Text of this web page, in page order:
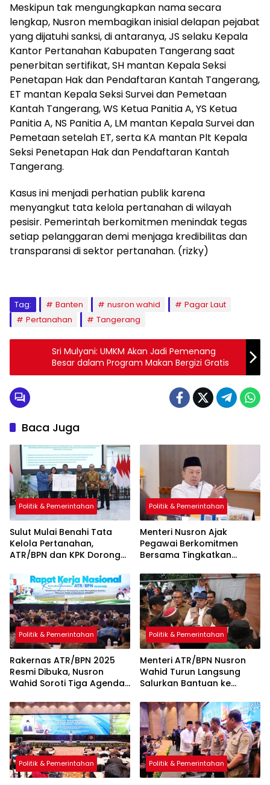
Meskipun tak mengungkapkan nama secara
lengkap, Nusron membagikan inisial delapan pejabat
yang dijatuhi sanksi, di antaranya, JS selaku Kepala
Kantor Pertanahan Kabupaten Tangerang saat
penerbitan sertifikat, SH mantan Kepala Seksi
Penetapan Hak dan Pendaftaran Kantah Tangerang,
ET mantan Kepala Seksi Survei dan Pemetaan
Kantah Tangerang, WS Ketua Panitia A, YS Ketua
Panitia A, NS Panitia A, LM mantan Kepala Survei dan
Pemetaan setelah ET, serta KA mantan Plt Kepala
Seksi Penetapan Hak dan Pendaftaran Kantah
Tangerang.
Kasus ini menjadi perhatian publik karena
menyangkut tata kelola pertanahan di wilayah
pesisir. Pemerintah berkomitmen menindak tegas
setiap pelanggaran demi menjaga kredibilitas dan
transparansi di sektor pertanahan. (rizky)
Tag: Banten nusron wahid
Pagar Laut
Pertanahan
Tangerang
Sri Mulyani: UMKM Akan Jadi Pemenang
Besar dalam Program Makan Bergizi Gratis
Baca Juga
Politik & Pemerintahan
Sulut Mulai Benahi Tata
Kelola Pertanahan,
ATR/BPN dan KPK Dorong
Politik & Pemerintahan
Menteri Nusron Ajak
Pegawai Berkomitmen
Bersama Tingkatkan
Politik & Pemerintahan
Rakernas ATR/BPN 2025
Resmi Dibuka, Nusron
Wahid Soroti Tiga Agenda
Diselesaikan
Politik & Pemerintahan
Menteri ATR/BPN Nusron
Wahid Turun Langsung
Salurkan Bantuan ke
Agam
Politik & Pemerintahan Politik & Pemerintahan